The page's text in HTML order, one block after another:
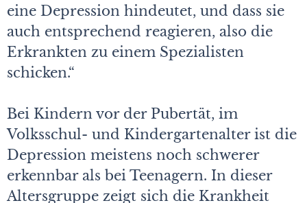
eine Depression hindeutet, und dass sie
auch entsprechend reagieren, also die
Erkrankten zu einem Spezialisten
schicken.“
Bei Kindern vor der Pubertät, im
Volksschul- und Kindergartenalter ist die
Depression meistens noch schwerer
erkennbar als bei Teenagern. In dieser
Altersgruppe zeigt sich die Krankheit